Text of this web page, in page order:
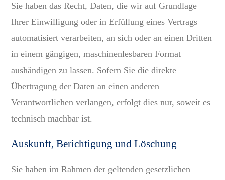
Sie haben das Recht, Daten, die wir auf Grundlage
Ihrer Einwilligung oder in Erfüllung eines Vertrags
automatisiert verarbeiten, an sich oder an einen Dritten
in einem gängigen, maschinenlesbaren Format
aushändigen zu lassen. Sofern Sie die direkte
Übertragung der Daten an einen anderen
Verantwortlichen verlangen, erfolgt dies nur, soweit es
technisch machbar ist.
Auskunft, Berichtigung und Löschung
Sie haben im Rahmen der geltenden gesetzlichen